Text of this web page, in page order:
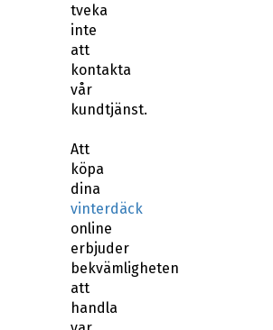
tveka
inte
att
kontakta
vår
kundtjänst.
Att
köpa
dina
vinterdäck
online
erbjuder
bekvämligheten
att
handla